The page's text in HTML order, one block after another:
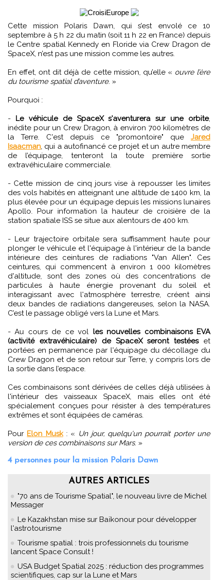
Cette mission Polaris Dawn, qui s’est envolé ce 10
septembre à 5 h 22 du matin (soit 11 h 22 en France) depuis
le Centre spatial Kennedy en Floride via Crew Dragon de
SpaceX, n’est pas une mission comme les autres.
En effet, ont dit déjà de cette mission, qu’elle « ouvre l’ère
du tourisme spatial d’aventure. »
Pourquoi :
- Le véhicule de SpaceX s'aventurera sur une orbite,
inédite pour un Crew Dragon, à environ 700 kilomètres de
la Terre. C'est depuis ce "promontoire" que Jared
Isaacman, qui a autofinancé ce projet et un autre membre
de l’équipage, tenteront la toute première sortie
extravéhiculaire commerciale.
- Cette mission de cinq jours vise à repousser les limites
des vols habités en atteignant une altitude de 1400 km, la
plus élevée pour un équipage depuis les missions lunaires
Apollo. Pour information la hauteur de croisière de la
station spatiale ISS se situe aux alentours de 400 km.
- Leur trajectoire orbitale sera suffisamment haute pour
plonger le véhicule et l'équipage à l'intérieur de la bande
intérieure des ceintures de radiations "Van Allen". Ces
ceintures, qui commencent à environ 1 000 kilomètres
d'altitude, sont des zones où des concentrations de
particules à haute énergie provenant du soleil et
interagissant avec l'atmosphère terrestre, créent ainsi
deux bandes de radiations dangereuses, selon la NASA.
C’est le passage obligé vers la Lune et Mars.
- Au cours de ce vol les nouvelles combinaisons EVA
(activité extravéhiculaire) de SpaceX seront testéeset
portées en permanence par l'équipage du décollage du
Crew Dragon et de son retour sur Terre, y compris lors de
la sortie dans l’espace.
Ces combinaisons sont dérivées de celles déjà utilisées à
l'intérieur des vaisseaux SpaceX, mais elles ont été
spécialement conçues pour résister à des températures
extrêmes et sont équipées de caméras.
Pour Elon Musk: « Un jour, quelqu'un pourrait porter une
version de ces combinaisons sur Mars. »
4 personnes pour la mission Polaris Dawn
AUTRES ARTICLES
"70 ans de Tourisme Spatial", le nouveau livre de Michel
Messager
Le Kazakhstan mise sur Baïkonour pour développer
l'astrotourisme
Tourisme spatial : trois professionnels du tourisme
lancent Space Consult !
USA Budget Spatial 2025 : réduction des programmes
scientifiques, cap sur la Lune et Mars